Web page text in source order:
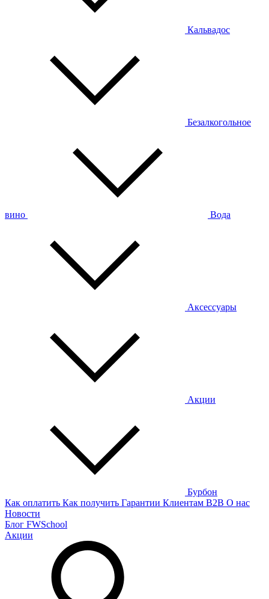
Кальвадос
Безалкогольное
вино Вода
Аксессуары
Акции
Бурбон
Как оплатить Как получить Гарантии Клиентам B2B О нас
Новости
Блог FWSchool
Акции